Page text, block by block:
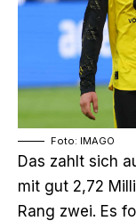
Foto: IMAGO
Das zahlt sich
mit gut 2,72
Rang zwei. Es